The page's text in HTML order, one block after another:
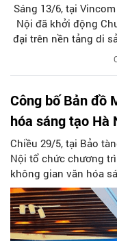
Sáng 13/6, tại
Nội đã khởi động
đại trên nền tảng di
khuôn khổ Lễ hội
bước khởi đầu của
Công bố Bản đồ
hóa sáng tạo Hà
Chiều 29/5, tại Bảo
Nội tổ chức chương
không gian văn hóa
chức nhằm tăng
Thủ đô, thúc đẩy
sáng tạo trên địa bàn
hoạt động hướng tới